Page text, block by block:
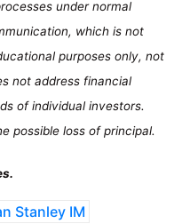
under normal
which is not
purposes only, not
not address financial
of individual investors.
possible loss of principal.
Stanley IM